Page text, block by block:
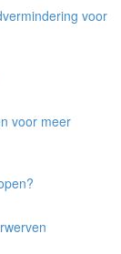
voor
voor meer